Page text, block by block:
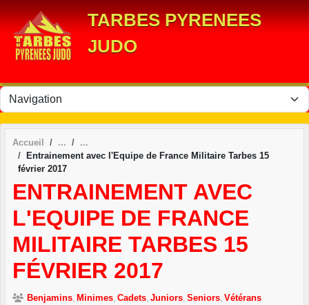
TARBES PYRENEES
JUDO
Accueil
Entrainement avec l'Equipe de France Militaire Tarbes 15
février 2017
ENTRAINEMENT AVEC
L'EQUIPE DE FRANCE
MILITAIRE TARBES 15
FÉVRIER 2017
Benjamins Minimes Cadets Juniors Seniors Vétérans
Panneau de gestion des cookies